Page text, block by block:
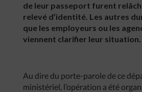
de leur passeport furent
relevé d’identité. Les autres
que les employeurs ou les
viennent clarifier leur situation.
Au dire du porte-parole de ce
ministériel, l’opération a été